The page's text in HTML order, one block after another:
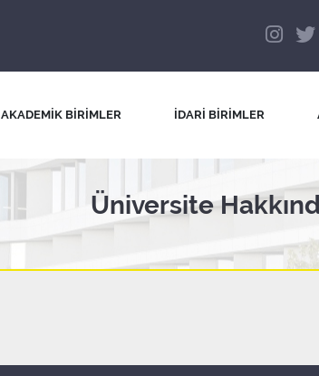
AKADEMİK BİRİMLER İDARİ BİRİMLER
Üniversite